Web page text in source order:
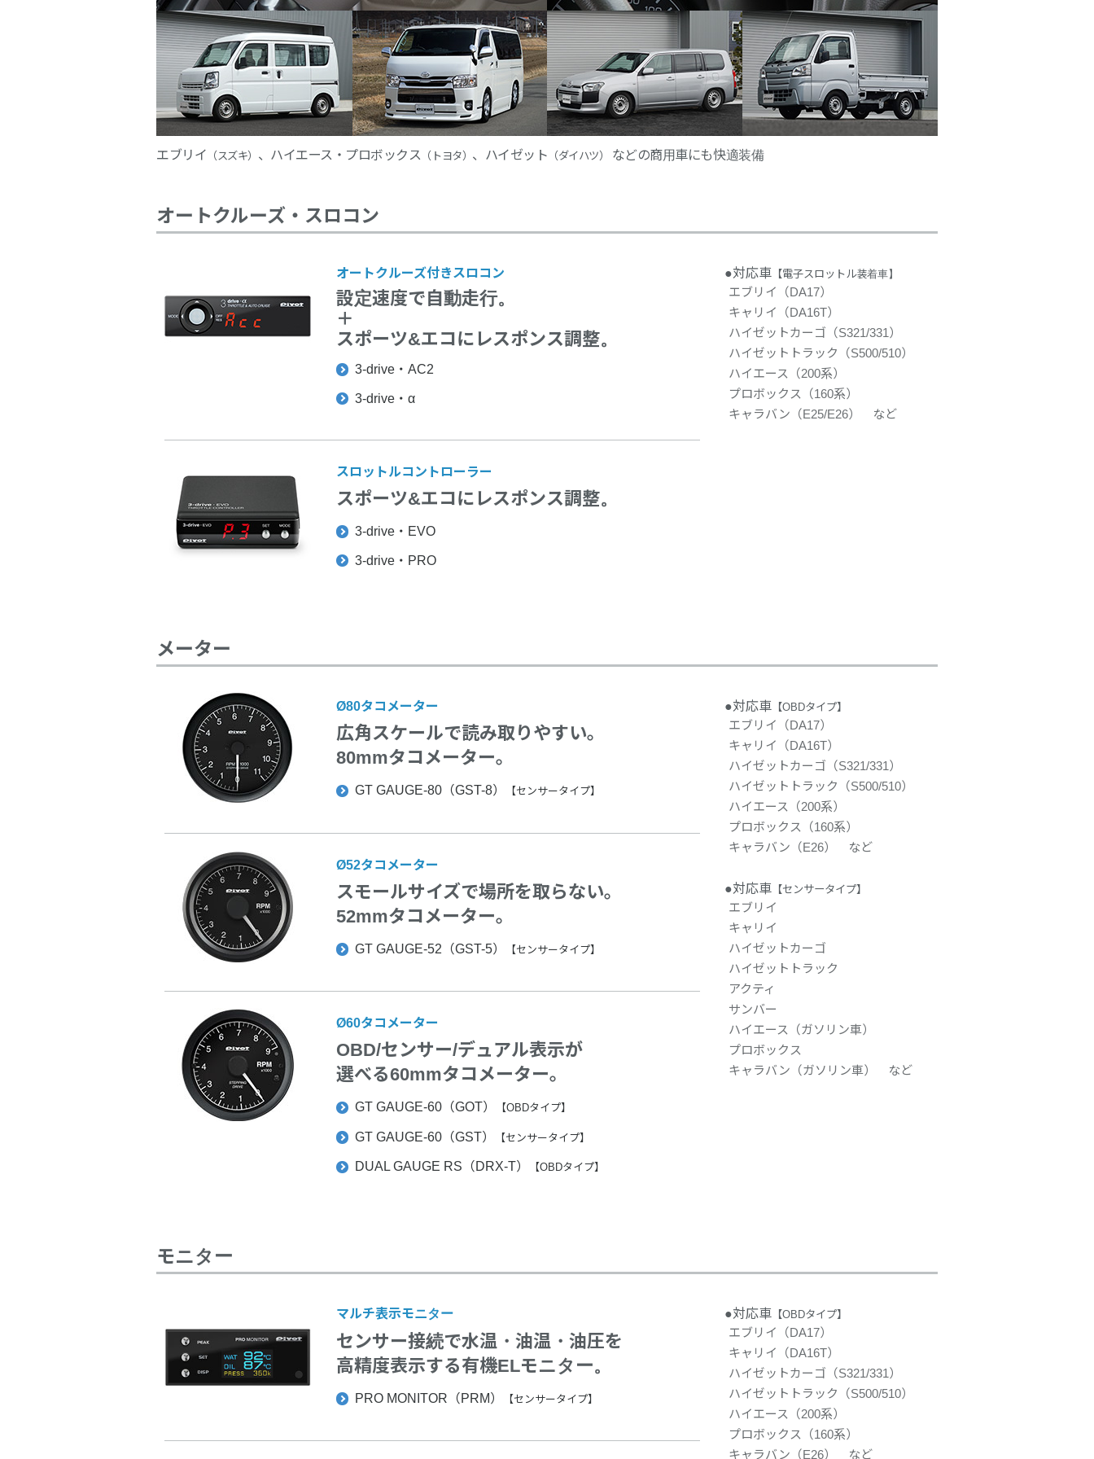
エブリイ （スズキ） 、ハイエース・プロボックス （トヨタ） 、ハイゼット （ダイハツ） などの商用車にも快適装備
オートクルーズ・スロコン
オートクルーズ付きスロコン
設定速度で自動走行。
＋
スポーツ&エコに レスポンス調整。
3-drive・AC2
3-drive・α
スロットルコントローラー
スポーツ&エコに レスポンス調整。
3-drive・EVO
3-drive・PRO
●対応車 【電子スロットル装着車】
エブリイ（DA17）
キャリイ（DA16T）
ハイゼットカーゴ（S321/331）
ハイゼットトラック（S500/510）
ハイエース（200系）
プロボックス（160系）
キャラバン（E25/E26） など
メーター
Ø80タコメーター
広角スケールで読み取りやすい。
80mmタコメーター。
GT GAUGE-80（GST-8） 【センサータイプ】
Ø52タコメーター
スモールサイズで場所を取らない。
52mmタコメーター。
GT GAUGE-52（GST-5） 【センサータイプ】
Ø60タコメーター
OBD/センサー/デュアル表示が
選べる60mmタコメーター。
GT GAUGE-60（GOT） 【OBDタイプ】
GT GAUGE-60（GST） 【センサータイプ】
DUAL GAUGE RS（DRX-T） 【OBDタイプ】
●対応車 【OBDタイプ】
エブリイ（DA17）
キャリイ（DA16T）
ハイゼットカーゴ（S321/331）
ハイゼットトラック（S500/510）
ハイエース（200系）
プロボックス（160系）
キャラバン（E26） など
●対応車 【センサータイプ】
エブリイ
キャリイ
ハイゼットカーゴ
ハイゼットトラック
アクティ
サンバー
ハイエース（ガソリン車）
プロボックス
キャラバン（ガソリン車） など
モニター
マルチ表示モニター
センサー接続で水温・油温・油圧を
高精度表示する有機ELモニター。
PRO MONITOR（PRM） 【センサータイプ】
●対応車 【OBDタイプ】
エブリイ（DA17）
キャリイ（DA16T）
ハイゼットカーゴ（S321/331）
ハイゼットトラック（S500/510）
ハイエース（200系）
プロボックス（160系）
キャラバン（E26） など